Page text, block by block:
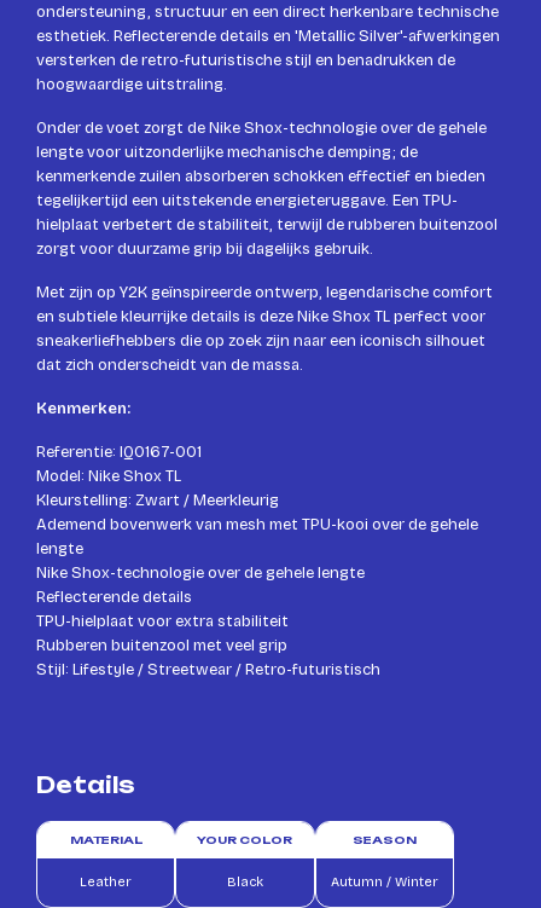
ondersteuning, structuur en een direct herkenbare technische
esthetiek. Reflecterende details en 'Metallic Silver'-afwerkingen
versterken de retro-futuristische stijl en benadrukken de
hoogwaardige uitstraling.
Onder de voet zorgt de Nike Shox-technologie over de gehele
lengte voor uitzonderlijke mechanische demping; de
kenmerkende zuilen absorberen schokken effectief en bieden
tegelijkertijd een uitstekende energieteruggave. Een TPU-
hielplaat verbetert de stabiliteit, terwijl de rubberen buitenzool
zorgt voor duurzame grip bij dagelijks gebruik.
Met zijn op Y2K geïnspireerde ontwerp, legendarische comfort
en subtiele kleurrijke details is deze Nike Shox TL perfect voor
sneakerliefhebbers die op zoek zijn naar een iconisch silhouet
dat zich onderscheidt van de massa.
Kenmerken:
Referentie: IQ0167-001
Model: Nike Shox TL
Kleurstelling: Zwart / Meerkleurig
Ademend bovenwerk van mesh met TPU-kooi over de gehele
lengte
Nike Shox-technologie over de gehele lengte
Reflecterende details
TPU-hielplaat voor extra stabiliteit
Rubberen buitenzool met veel grip
Stijl: Lifestyle / Streetwear / Retro-futuristisch
Details
MATERIAL
Leather
YOUR COLOR
Black
SEASON
Autumn / Winter